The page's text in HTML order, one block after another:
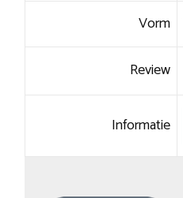
Vorm
Review
Informatie